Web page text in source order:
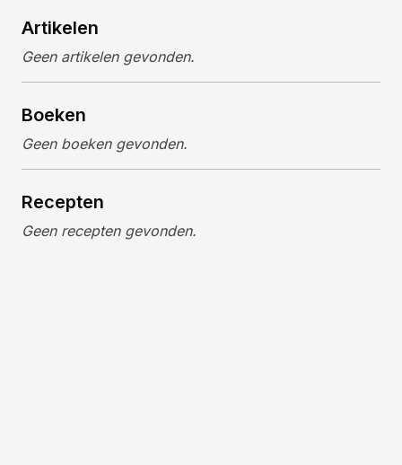
Artikelen
Geen artikelen gevonden.
Boeken
Geen boeken gevonden.
Recepten
Geen recepten gevonden.